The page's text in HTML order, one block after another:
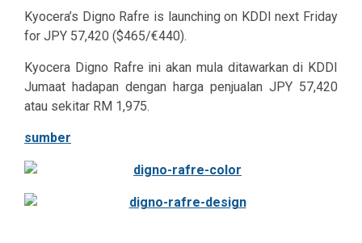
Kyocera’s Digno Rafre is launching on KDDI next Friday
for JPY 57,420 ($465/€440).
Kyocera Digno Rafre ini akan mula ditawarkan di KDDI
Jumaat hadapan dengan harga penjualan JPY 57,420
atau sekitar RM 1,975.
sumber